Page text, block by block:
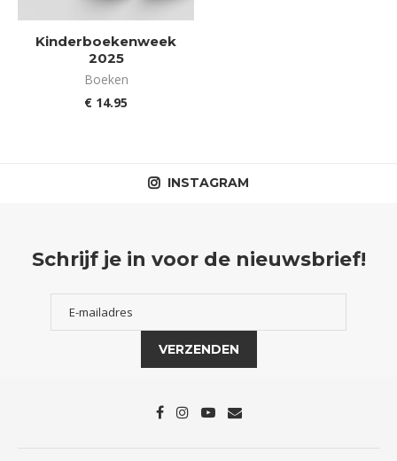
Kinderboekenweek
2025
Boeken
€ 14.95
INSTAGRAM
Schrijf je in voor de nieuwsbrief!